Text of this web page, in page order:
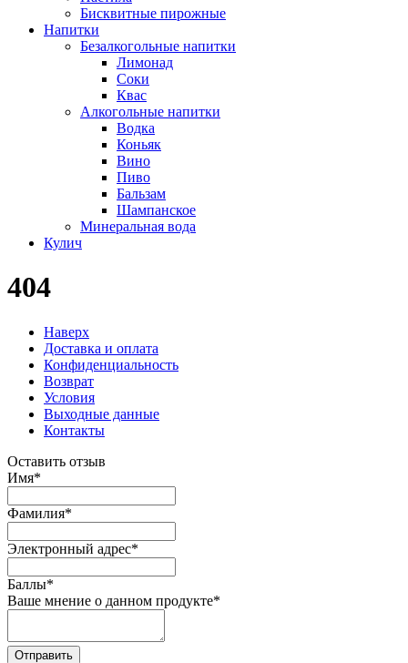
Бисквитные пирожные
Напитки
Безалкогольные напитки
Лимонад
Соки
Квас
Алкогольные напитки
Водка
Коньяк
Вино
Пиво
Бальзам
Шампанское
Минеральная вода
Кулич
404
Наверх
Доставка и оплата
Конфиденциальность
Возврат
Условия
Выходные данные
Контакты
Оставить отзыв
Имя*
Фамилия*
Электронный адрес*
Баллы*
Ваше мнение о данном продукте*
Отправить